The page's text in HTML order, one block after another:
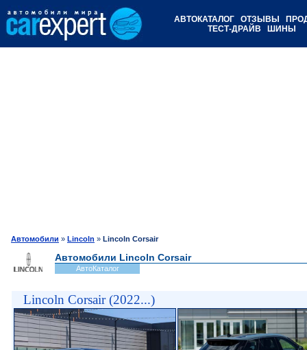
АВТОКАТАЛОГ ОТЗЫВЫ
ТЕСТ-ДРАЙВ
ШИНЫ
Автомобили » Lincoln » Lincoln Corsair
Автомобили Lincoln Corsair
АвтоКаталог
Lincoln Corsair (2022...)